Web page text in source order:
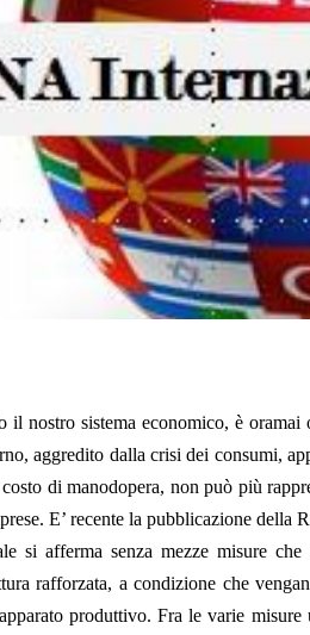
il nostro sistema economico, è oramai
aggredito dalla crisi dei consumi,
di manodopera, non può più
E’ recente la pubblicazione della
si afferma senza mezze misure che
rafforzata, a condizione che
produttivo. Fra le varie misure